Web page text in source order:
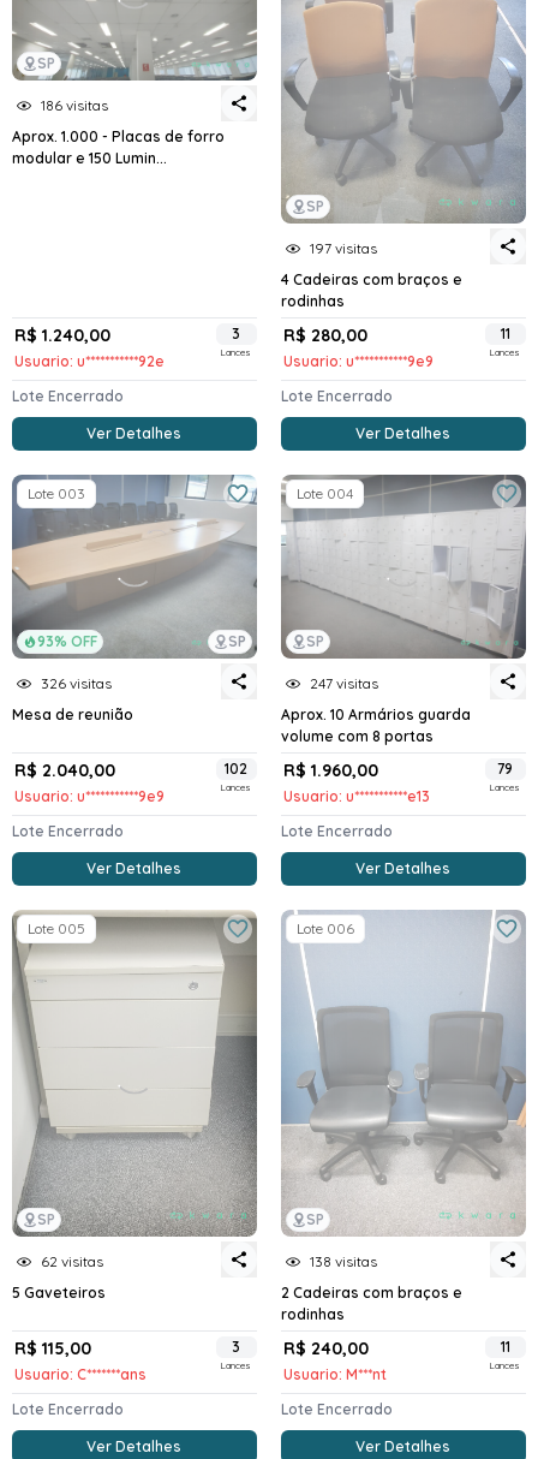
SP
186 visitas
Aprox. 1.000 - Placas de forro
modular e 150 Lumin...
R$ 1.240,00
Usuario: u***********92e
3
Lances
Lote Encerrado
Ver Detalhes
SP
197 visitas
4 Cadeiras com braços e
rodinhas
R$ 280,00
Usuario: u***********9e9
11
Lances
Lote Encerrado
Ver Detalhes
93% OFF SP
Lote 003
326 visitas
Mesa de reunião
R$ 2.040,00
Usuario: u***********9e9
102
Lances
Lote Encerrado
Ver Detalhes
SP
Lote 004
247 visitas
Aprox. 10 Armários guarda
volume com 8 portas
R$ 1.960,00
Usuario: u***********e13
79
Lances
Lote Encerrado
Ver Detalhes
SP
Lote 005
62 visitas
5 Gaveteiros
R$ 115,00
Usuario: C*******ans
3
Lances
Lote Encerrado
Ver Detalhes
SP
Lote 006
138 visitas
2 Cadeiras com braços e
rodinhas
R$ 240,00
Usuario: M***nt
11
Lances
Lote Encerrado
Ver Detalhes